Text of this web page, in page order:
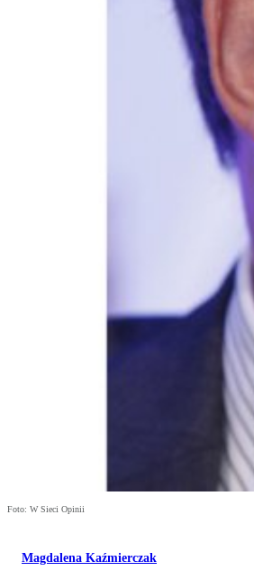
Foto: W Sieci Opinii
Magdalena Kaźmierczak